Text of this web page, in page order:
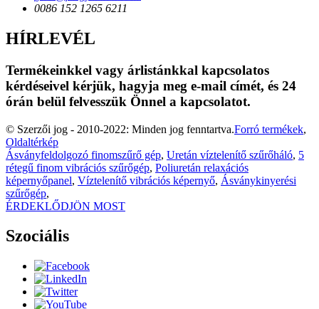
0086 152 1265 6211
HÍRLEVÉL
Termékeinkkel vagy árlistánkkal kapcsolatos
kérdéseivel kérjük, hagyja meg e-mail címét, és 24
órán belül felvesszük Önnel a kapcsolatot.
© Szerzői jog - 2010-2022: Minden jog fenntartva.Forró termékek,
Oldaltérkép
Ásványfeldolgozó finomszűrő gép, Uretán víztelenítő szűrőháló, 5
rétegű finom vibrációs szűrőgép, Poliuretán relaxációs
képernyőpanel, Víztelenítő vibrációs képernyő, Ásványkinyerési
szűrőgép,
ÉRDEKLŐDJÖN MOST
Szociális